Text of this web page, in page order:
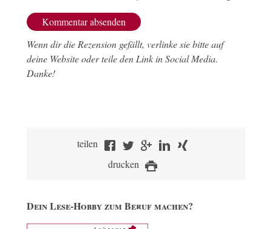
Wenn dir die Rezension gefällt, verlinke sie bitte auf
deine Website oder teile den Link in Social Media.
Danke!
teilen
drucken
Dein Lese-Hobby zum Beruf machen?